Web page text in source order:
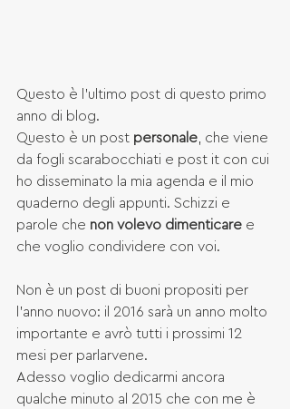
Questo è l'ultimo post di questo primo
anno di blog.
Questo è un post personale , che viene
da fogli scarabocchiati e post it con cui
ho disseminato la mia agenda e il mio
quaderno degli appunti. Schizzi e
parole che non volevo dimenticare e
che voglio condividere con voi.
Non è un post di buoni propositi per
l'anno nuovo: il 2016 sarà un anno molto
importante e avrò tutti i prossimi 12
mesi per parlarvene.
Adesso voglio dedicarmi ancora
qualche minuto al 2015 che con me è